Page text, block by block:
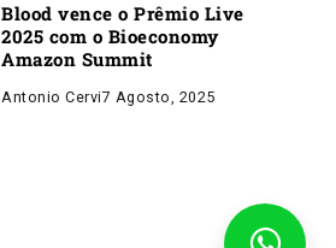
Blood vence o Prêmio Live
2025 com o Bioeconomy
Amazon Summit
Antonio Cervi7 Agosto, 2025